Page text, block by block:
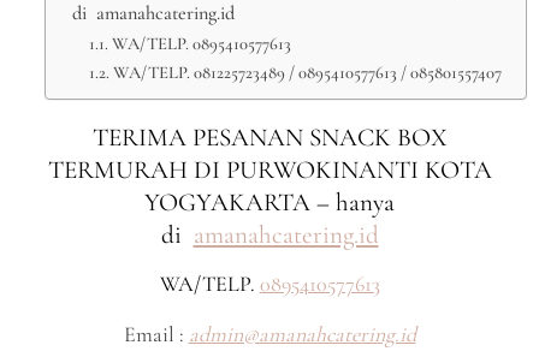
di amanahcatering.id
WA/TELP. 0895410577613
WA/TELP. 081225723489 / 0895410577613 / 085801557407
TERIMA PESANAN SNACK BOX
TERMURAH DI PURWOKINANTI KOTA
YOGYAKARTA – hanya
di amanahcatering.id
WA/TELP. 0895410577613
Email : admin@amanahcatering.id